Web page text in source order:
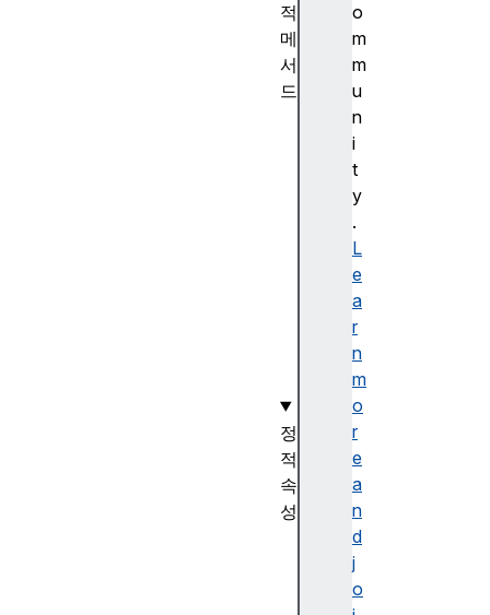
o
m
m
u
n
i
t
y
.
L
e
a
r
n
m
o
r
e
a
n
d
j
o
적
메
서
드
정
적
속
성